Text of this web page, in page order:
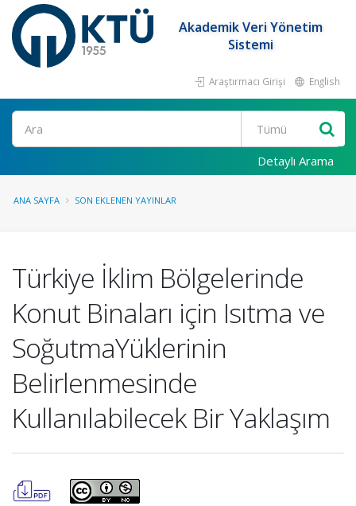
Akademik Veri Yönetim
Sistemi
Araştırmacı Girişi English
Ara
Detaylı Arama
ANA SAYFA SON EKLENEN YAYINLAR
Türkiye İklim Bölgelerinde
Konut Binaları için Isıtma ve
SoğutmaYüklerinin
Belirlenmesinde
Kullanılabilecek Bir Yaklaşım